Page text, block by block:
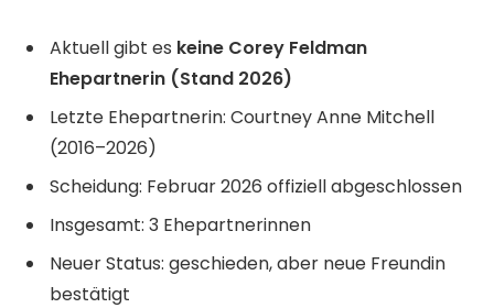
Aktuell gibt es keine Corey Feldman
Ehepartnerin (Stand 2026)
Letzte Ehepartnerin: Courtney Anne Mitchell
(2016–2026)
Scheidung: Februar 2026 offiziell abgeschlossen
Insgesamt: 3 Ehepartnerinnen
Neuer Status: geschieden, aber neue Freundin
bestätigt